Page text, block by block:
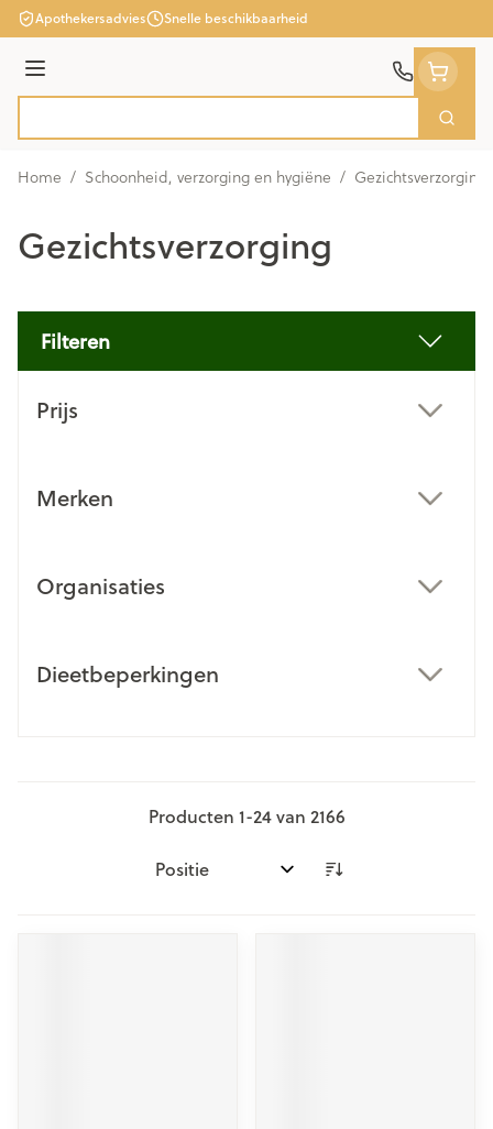
Ga naar de inhoud
Apothekersadvies Snelle beschikbaarheid
Menu
Zoek
Home / Schoonheid, verzorging en hygiëne / Gezichtsverzorging
Gezichtsverzorging
Filteren
Prijs
Merken
Organisaties
Dieetbeperkingen
Producten 1-24van 2166
Sorteer op: